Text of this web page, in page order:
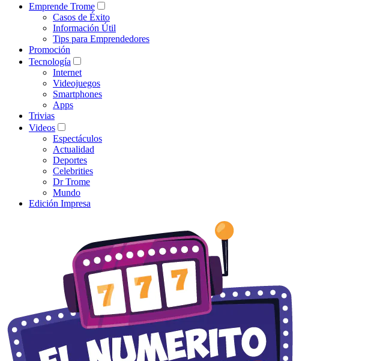
Emprende Trome
Casos de Éxito
Información Útil
Tips para Emprendedores
Promoción
Tecnología
Internet
Videojuegos
Smartphones
Apps
Trivias
Videos
Espectáculos
Actualidad
Deportes
Celebrities
Dr Trome
Mundo
Edición Impresa